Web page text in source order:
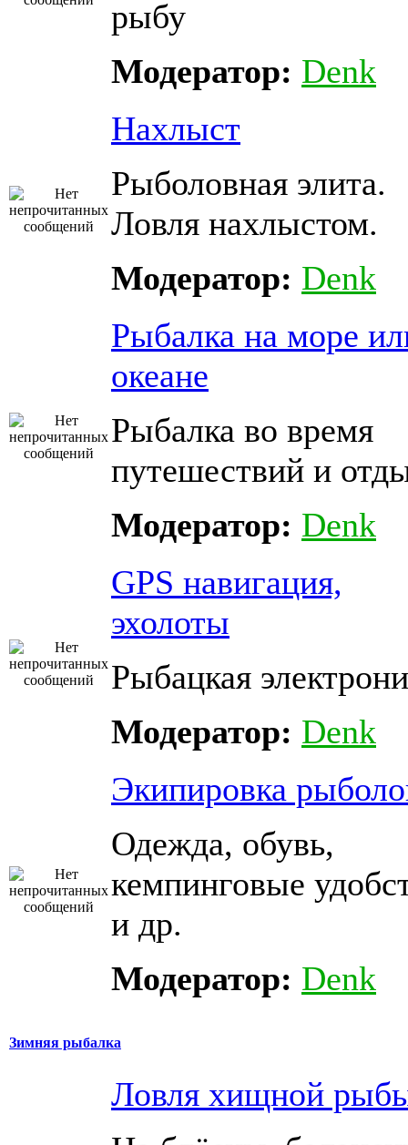
рыбу
Модератор: Denk
Нахлыст
Рыболовная элита.
Ловля нахлыстом.
Модератор: Denk
Рыбалка на море
океане
Рыбалка во время
путешествий и
Модератор: Denk
GPS навигация,
эхолоты
Рыбацкая
Модератор: Denk
Экипировка
Одежда, обувь,
кемпинговые
и др.
Модератор: Denk
Зимняя рыбалка
Ловля хищной